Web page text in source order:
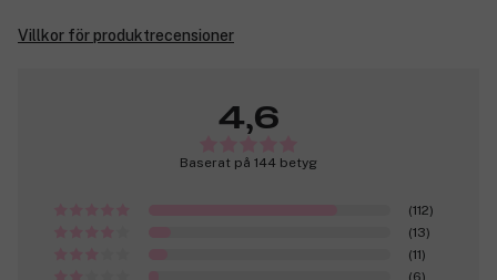
Villkor för produktrecensioner
4,6
Baserat på 144 betyg
(112)
(13)
(11)